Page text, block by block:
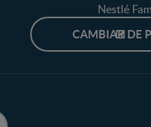
Nestlé
CAMBIAR DE